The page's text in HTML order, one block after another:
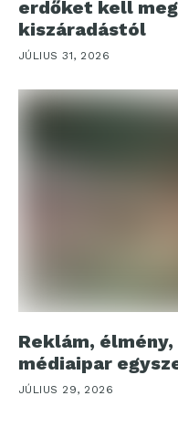
erdőket kell
kiszáradástól
JÚLIUS 31, 2026
Reklám,
médiaipar
JÚLIUS 29, 2026